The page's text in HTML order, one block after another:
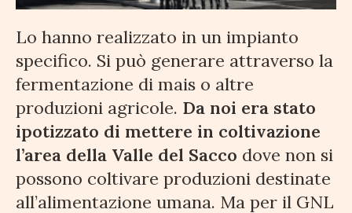
Lo hanno realizzato in un impianto
specifico. Si può generare attraverso la
fermentazione di mais o altre
produzioni agricole. Da noi era stato
ipotizzato di mettere in coltivazione
l’area della Valle del Sacco dove non si
possono coltivare produzioni destinate
all’alimentazione umana. Ma per il GNL